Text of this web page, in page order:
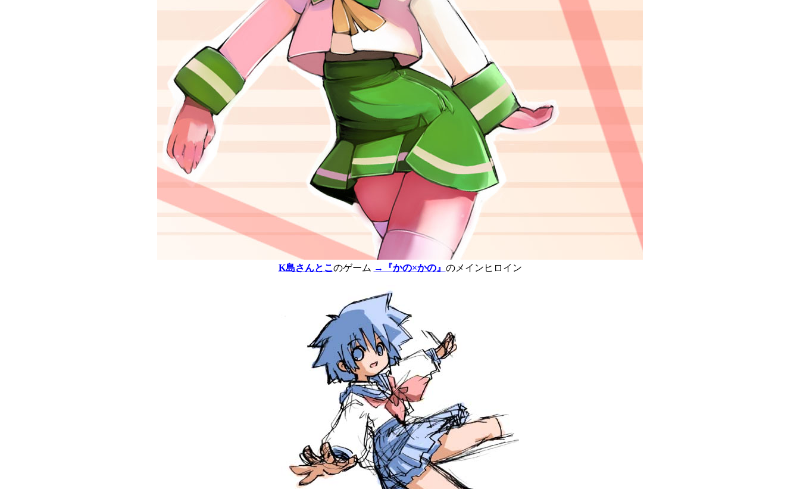
K島さんとこ のゲーム →『かの×かの』 のメインヒロイン